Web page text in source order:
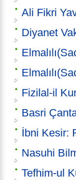
Ali Fikri
Diyanet
Fizilal-il
Basri
İbni Kesir:
Nasuhi
Tefhim-ul